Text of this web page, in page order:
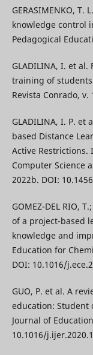
GERASIMENKO, T.
knowledge control
Pedagogical
GLADILINA, I. et
training of
Revista Conrado, v.
GLADILINA, I. P.
based Distance
Active Restrictions.
Computer Science
2022b. DOI:
GOMEZ-DEL RIO,
of a project-based
knowledge and
Education for
DOI: 10.1016/
GUO, P. et al. A
education: Student
Journal of
10.1016/